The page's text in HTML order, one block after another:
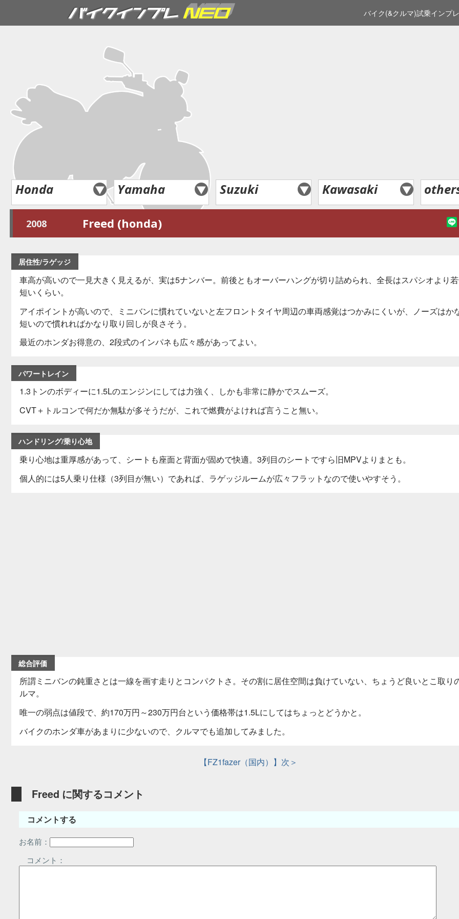
バイク(&クルマ)試乗インプ
Honda Yamaha Suzuki Kawasaki
2008 Freed (honda)
居住性/ラゲッジ
車高が高いので一見大きく見えるが、実は5ナンバー。前後ともオーバーハングが切り詰められ、全長はスパシオより
短いくらい。
アイポイントが高いので、ミニバンに慣れていないと左フロントタイヤ周辺の車両感覚はつかみにくいが、ノーズはか
短いので慣れればかなり取り回しが良さそう。
最近のホンダお得意の、2段式のインパネも広々感があってよい。
パワートレイン
1.3トンのボディーに1.5Lのエンジンにしては力強く、しかも非常に静かでスムーズ。
CVT＋トルコンで何だか無駄が多そうだが、これで燃費がよければ言うこと無い。
ハンドリング/乗り心地
乗り心地は重厚感があって、シートも座面と背面が固めで快適。3列目のシートですら旧MPVよりまとも。
個人的には5人乗り仕様（3列目が無い）であれば、ラゲッジルームが広々フラットなので使いやすそう。
総合評価
所謂ミニバンの鈍重さとは一線を画す走りとコンパクトさ。その割に居住空間は負けていない、ちょうど良いとこ取り
ルマ。
唯一の弱点は値段で、約170万円～230万円台という価格帯は1.5Lにしてはちょっとどうかと。
バイクのホンダ車があまりに少ないので、クルマでも追加してみました。
【FZ1fazer（国内）】次＞
Freed に関するコメント
コメントする
お名前：
コメント：